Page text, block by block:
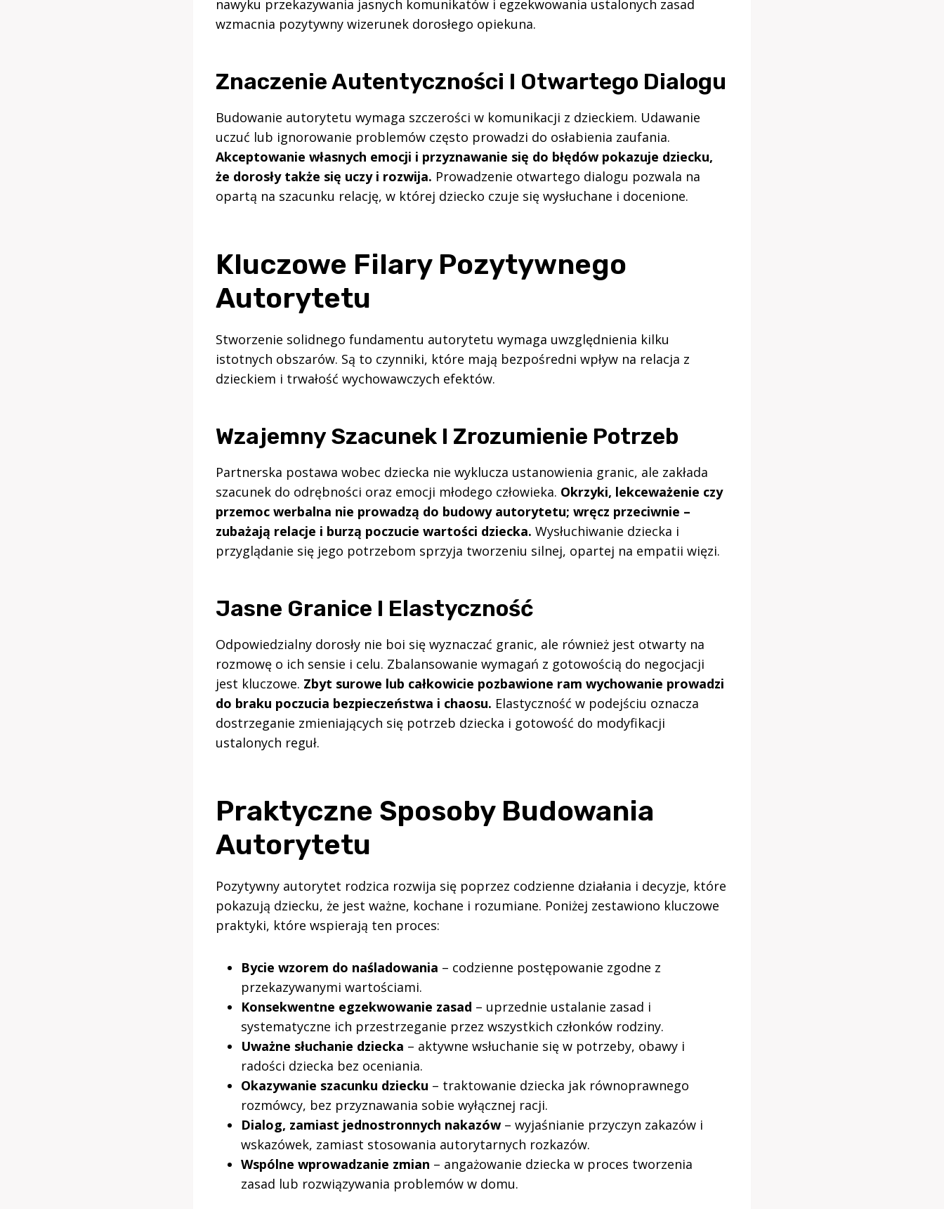
nawyku przekazywania jasnych komunikatów i egzekwowania ustalonych zasad
wzmacnia pozytywny wizerunek dorosłego opiekuna.
Znaczenie Autentyczności I Otwartego Dialogu
Budowanie autorytetu wymaga szczerości w komunikacji z dzieckiem. Udawanie
uczuć lub ignorowanie problemów często prowadzi do osłabienia zaufania.
Akceptowanie własnych emocji i przyznawanie się do błędów pokazuje dziecku,
że dorosły także się uczy i rozwija. Prowadzenie otwartego dialogu pozwala na
opartą na szacunku relację, w której dziecko czuje się wysłuchane i docenione.
Kluczowe Filary Pozytywnego
Autorytetu
Stworzenie solidnego fundamentu autorytetu wymaga uwzględnienia kilku
istotnych obszarów. Są to czynniki, które mają bezpośredni wpływ na relacja z
dzieckiem i trwałość wychowawczych efektów.
Wzajemny Szacunek I Zrozumienie Potrzeb
Partnerska postawa wobec dziecka nie wyklucza ustanowienia granic, ale zakłada
szacunek do odrębności oraz emocji młodego człowieka. Okrzyki, lekceważenie czy
przemoc werbalna nie prowadzą do budowy autorytetu; wręcz przeciwnie –
zubażają relacje i burzą poczucie wartości dziecka. Wysłuchiwanie dziecka i
przyglądanie się jego potrzebom sprzyja tworzeniu silnej, opartej na empatii więzi.
Jasne Granice I Elastyczność
Odpowiedzialny dorosły nie boi się wyznaczać granic, ale również jest otwarty na
rozmowę o ich sensie i celu. Zbalansowanie wymagań z gotowością do negocjacji
jest kluczowe. Zbyt surowe lub całkowicie pozbawione ram wychowanie prowadzi
do braku poczucia bezpieczeństwa i chaosu. Elastyczność w podejściu oznacza
dostrzeganie zmieniających się potrzeb dziecka i gotowość do modyfikacji
ustalonych reguł.
Praktyczne Sposoby Budowania
Autorytetu
Pozytywny autorytet rodzica rozwija się poprzez codzienne działania i decyzje, które
pokazują dziecku, że jest ważne, kochane i rozumiane. Poniżej zestawiono kluczowe
praktyki, które wspierają ten proces:
Bycie wzorem do naśladowania – codzienne postępowanie zgodne z
przekazywanymi wartościami.
Konsekwentne egzekwowanie zasad – uprzednie ustalanie zasad i
systematyczne ich przestrzeganie przez wszystkich członków rodziny.
Uważne słuchanie dziecka – aktywne wsłuchanie się w potrzeby, obawy i
radości dziecka bez oceniania.
Okazywanie szacunku dziecku – traktowanie dziecka jak równoprawnego
rozmówcy, bez przyznawania sobie wyłącznej racji.
Dialog, zamiast jednostronnych nakazów– wyjaśnianie przyczyn zakazów i
wskazówek, zamiast stosowania autorytarnych rozkazów.
Wspólne wprowadzanie zmian – angażowanie dziecka w proces tworzenia
zasad lub rozwiązywania problemów w domu.